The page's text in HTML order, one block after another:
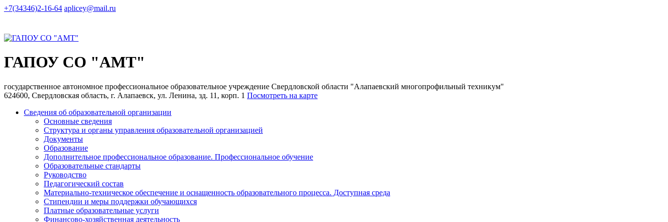
+7(34346)2-16-64 aplicey@mail.ru
ГАПОУ СО "АМТ"
государственное автономное профессиональное образовательное учреждение Свердловской области "Алапаевский многопрофильный техникум"
624600, Свердловская область, г. Алапаевск, ул. Ленина, зд. 11, корп. 1 Посмотреть на карте
Сведения об образовательной организации
Основные сведения
Структура и органы управления образовательной организацией
Документы
Образование
Дополнительное профессиональное образование. Профессиональное обучение
Образовательные стандарты
Руководство
Педагогический состав
Материально-техническое обеспечение и оснащенность образовательного процесса. Доступная среда
Стипендии и меры поддержки обучающихся
Платные образовательные услуги
Финансово-хозяйственная деятельность